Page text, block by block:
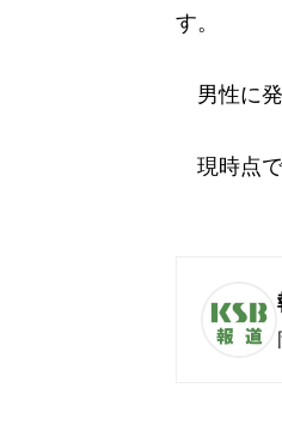
す。
男性に発
現時点で